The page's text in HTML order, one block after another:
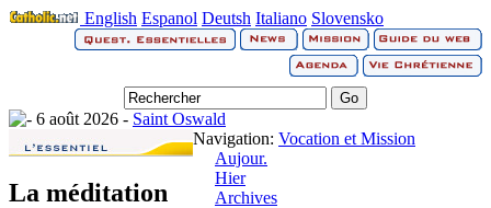
English Espanol Deutsh Italiano Slovensko
6 août 2026 - Saint Oswald
La méditation
Navigation: Vocation et Mission
Aujour.
Hier
Archives